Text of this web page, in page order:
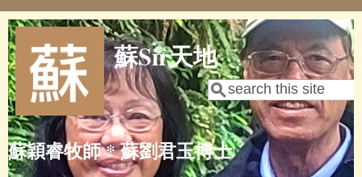
Skip to main content
蘇Sir天地
Search form
Search
蘇穎睿牧師 * 蘇劉君玉博士